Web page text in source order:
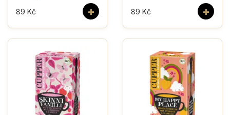
+
89 Kč +
89 Kč